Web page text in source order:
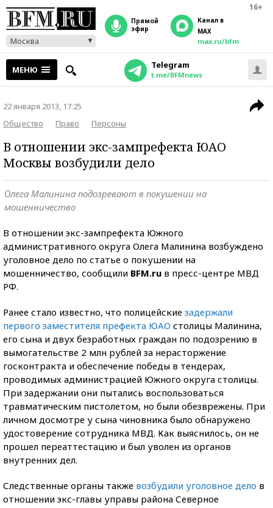
16+
Москва
прямой
эфир
Канал в
MAX
max.ru/bfm
МЕНЮ Telegram
t.me/BFMnews
22 января 2013, 17:25
Общество
Право Персоны
В отношении экс-зампрефекта ЮАО
Москвы возбудили дело
Олега Малинина подозревают в покушении на
мошенничество
В отношении экс-зампрефекта Южного
административного округа Олега Малинина возбуждено
уголовное дело по статье о покушении на
мошенничество, сообщили BFM.ru в пресс-центре МВД
РФ.
Ранее стало известно, что полицейские задержали
первого заместителя префекта ЮАО столицы Малинина,
его сына и двух безработных граждан по подозрению в
вымогательстве 2 млн рублей за нерасторжение
госконтракта и обеспечение победы в тендерах,
проводимых администрацией Южного округа столицы.
При задержании они пытались воспользоваться
травматическим пистолетом, но были обезврежены. При
личном досмотре у сына чиновника было обнаружено
удостоверение сотрудника МВД. Как выяснилось, он не
прошел переаттестацию и был уволен из органов
внутренних дел.
Следственные органы также возбудили уголовное дело в
отношении экс-главы управы района Северное